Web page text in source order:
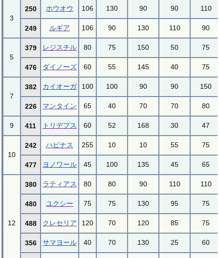
3
250 ホウオウ 106 130 90 90 110
249 ルギア 106 90 130 110 90
5
379 レジスチル 80 75 150 50 75
476 ダイノーズ 60 55 145 40 75
7
382 カイオーガ 100 100 90 90 150
226 マンタイン 65 40 70 70 80
9 411 トリデプス 60 52 168 30 47
10
242 ハピナス 255 10 10 55 75
477 ヨノワール 45 100 135 45 65
12
380 ラティアス 80 80 90 110 110
480 ユクシー 75 75 130 95 75
488 クレセリア 120 70 120 85 75
356 サマヨール 40 70 130 25 60